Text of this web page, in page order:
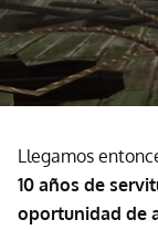
Llegamos
10 años de
oportunidad de